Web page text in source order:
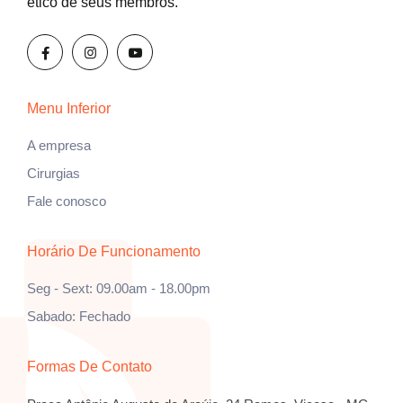
Menu Inferior
A empresa
Cirurgias
Fale conosco
Horário De Funcionamento
Seg - Sext: 09.00am - 18.00pm
Sabado: Fechado
Formas De Contato